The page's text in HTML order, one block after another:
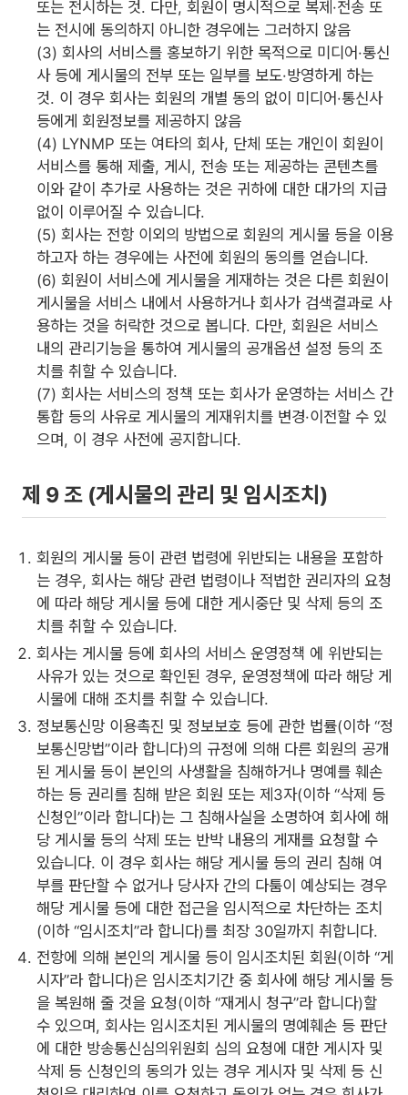
또는 전시하는 것. 다만, 회원이 명시적으로 복제·전송 또
는 전시에 동의하지 아니한 경우에는 그러하지 않음
(3) 회사의 서비스를 홍보하기 위한 목적으로 미디어·통신
사 등에 게시물의 전부 또는 일부를 보도·방영하게 하는
것. 이 경우 회사는 회원의 개별 동의 없이 미디어·통신사
등에게 회원정보를 제공하지 않음
(4) LYNMP 또는 여타의 회사, 단체 또는 개인이 회원이
서비스를 통해 제출, 게시, 전송 또는 제공하는 콘텐츠를
이와 같이 추가로 사용하는 것은 귀하에 대한 대가의 지급
없이 이루어질 수 있습니다.
(5) 회사는 전항 이외의 방법으로 회원의 게시물 등을 이용
하고자 하는 경우에는 사전에 회원의 동의를 얻습니다.
(6) 회원이 서비스에 게시물을 게재하는 것은 다른 회원이
게시물을 서비스 내에서 사용하거나 회사가 검색결과로 사
용하는 것을 허락한 것으로 봅니다. 다만, 회원은 서비스
내의 관리기능을 통하여 게시물의 공개옵션 설정 등의 조
치를 취할 수 있습니다.
(7) 회사는 서비스의 정책 또는 회사가 운영하는 서비스 간
통합 등의 사유로 게시물의 게재위치를 변경·이전할 수 있
으며, 이 경우 사전에 공지합니다.
제 9 조 (게시물의 관리 및 임시조치)
회원의 게시물 등이 관련 법령에 위반되는 내용을 포함하
는 경우, 회사는 해당 관련 법령이나 적법한 권리자의 요청
에 따라 해당 게시물 등에 대한 게시중단 및 삭제 등의 조
치를 취할 수 있습니다.
회사는 게시물 등에 회사의 서비스 운영정책 에 위반되는
사유가 있는 것으로 확인된 경우, 운영정책에 따라 해당 게
시물에 대해 조치를 취할 수 있습니다.
정보통신망 이용촉진 및 정보보호 등에 관한 법률(이하 “정
보통신망법”이라 합니다)의 규정에 의해 다른 회원의 공개
된 게시물 등이 본인의 사생활을 침해하거나 명예를 훼손
하는 등 권리를 침해 받은 회원 또는 제3자(이하 “삭제 등
신청인”이라 합니다)는 그 침해사실을 소명하여 회사에 해
당 게시물 등의 삭제 또는 반박 내용의 게재를 요청할 수
있습니다. 이 경우 회사는 해당 게시물 등의 권리 침해 여
부를 판단할 수 없거나 당사자 간의 다툼이 예상되는 경우
해당 게시물 등에 대한 접근을 임시적으로 차단하는 조치
(이하 “임시조치”라 합니다)를 최장 30일까지 취합니다.
전항에 의해 본인의 게시물 등이 임시조치된 회원(이하 “게
시자”라 합니다)은 임시조치기간 중 회사에 해당 게시물 등
을 복원해 줄 것을 요청(이하 “재게시 청구”라 합니다)할
수 있으며, 회사는 임시조치된 게시물의 명예훼손 등 판단
에 대한 방송통신심의위원회 심의 요청에 대한 게시자 및
삭제 등 신청인의 동의가 있는 경우 게시자 및 삭제 등 신